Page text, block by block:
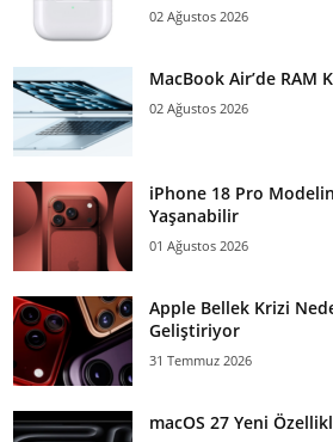
02 Ağustos 2026
MacBook Air’de RAM
02 Ağustos 2026
iPhone 18 Pro
Yaşanabilir
01 Ağustos 2026
Apple Bellek Krizi
Geliştiriyor
31 Temmuz 2026
macOS 27 Yeni